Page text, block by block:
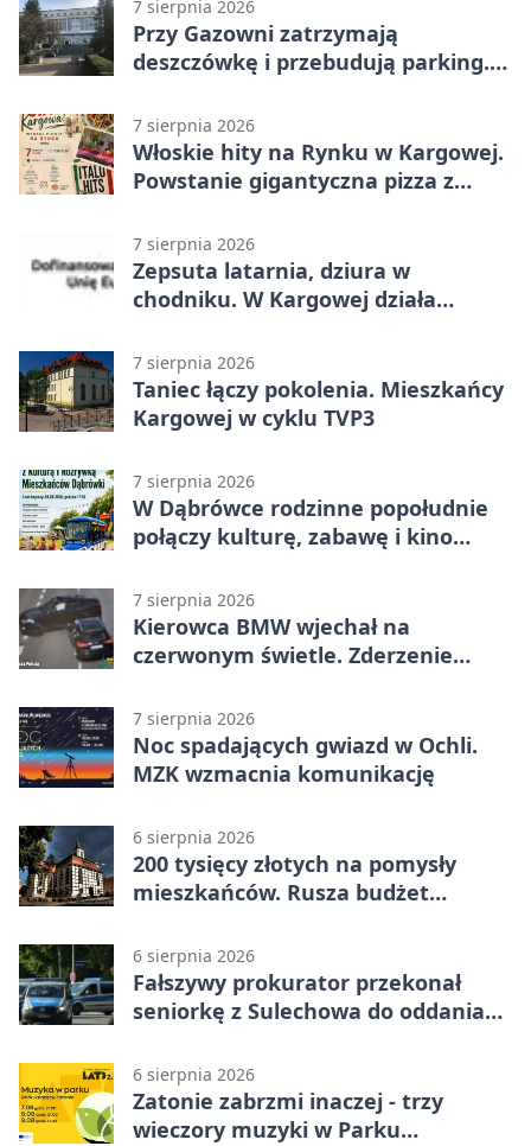
7 sierpnia 2026
Przy Gazowni zatrzymają
deszczówkę i przebudują parking.
7 sierpnia 2026
Włoskie hity na Rynku w Kargowej.
Powstanie gigantyczna pizza z
7 sierpnia 2026
Zepsuta latarnia, dziura w
chodniku. W Kargowej działa
7 sierpnia 2026
Taniec łączy pokolenia. Mieszkańcy
Kargowej w cyklu TVP3
7 sierpnia 2026
W Dąbrówce rodzinne popołudnie
połączy kulturę, zabawę i kino
7 sierpnia 2026
Kierowca BMW wjechał na
czerwonym świetle. Zderzenie
7 sierpnia 2026
Noc spadających gwiazd w Ochli.
MZK wzmacnia komunikację
6 sierpnia 2026
200 tysięcy złotych na pomysły
mieszkańców. Rusza budżet
6 sierpnia 2026
Fałszywy prokurator przekonał
seniorkę z Sulechowa do oddania
6 sierpnia 2026
Zatonie zabrzmi inaczej - trzy
wieczory muzyki w Parku